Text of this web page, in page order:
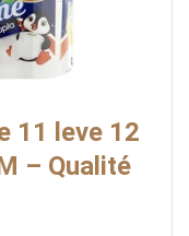
11 leve 12
– Qualité